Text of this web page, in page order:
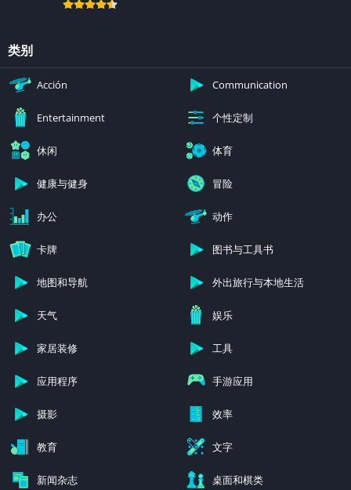
类别
Acción Communication
Entertainment 个性定制
休闲 体育
健康与健身 冒险
办公 动作
卡牌 图书与工具书
地图和导航 外出旅行与本地生活
天气 娱乐
家居装修 工具
应用程序 手游应用
摄影 效率
教育 文字
新闻杂志 桌面和棋类